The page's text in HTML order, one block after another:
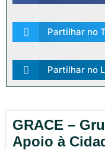
Partilhar no
Partilhar no
GRACE –
Apoio à